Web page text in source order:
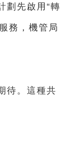
劃先啟用“轉
務，機管局
待。這種共